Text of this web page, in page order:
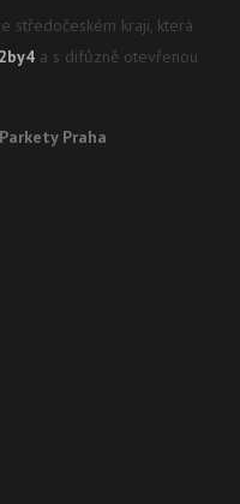
středočeském kraji, která
a s difůzně otevřenou
Parkety Praha